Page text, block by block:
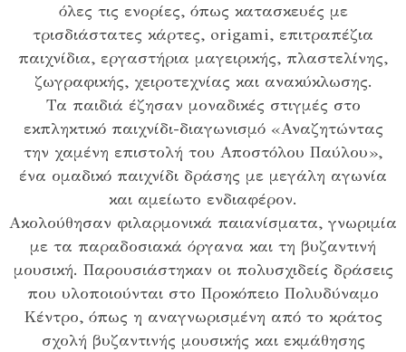
όλες τις ενορίες, όπως κατασκευές με
τρισδιάστατες κάρτες, origami, επιτραπέζια
παιχνίδια, εργαστήρια μαγειρικής, πλαστελίνης,
ζωγραφικής, χειροτεχνίας και ανακύκλωσης.
Τα παιδιά έζησαν μοναδικές στιγμές στο
εκπληκτικό παιχνίδι-διαγωνισμό «Αναζητώντας
την χαμένη επιστολή του Αποστόλου Παύλου»,
ένα ομαδικό παιχνίδι δράσης με μεγάλη αγωνία
και αμείωτο ενδιαφέρον.
Ακολούθησαν φιλαρμονικά παιανίσματα, γνωριμία
με τα παραδοσιακά όργανα και τη βυζαντινή
μουσική. Παρουσιάστηκαν οι πολυσχιδείς δράσεις
που υλοποιούνται στο Προκόπειο Πολυδύναμο
Κέντρο, όπως η αναγνωρισμένη από το κράτος
σχολή βυζαντινής μουσικής και εκμάθησης